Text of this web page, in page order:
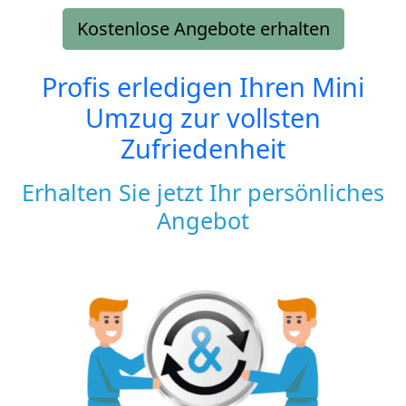
Kostenlose Angebote erhalten
Profis erledigen Ihren Mini
Umzug zur vollsten
Zufriedenheit
Erhalten Sie jetzt Ihr persönliches
Angebot